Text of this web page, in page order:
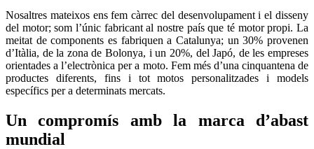
Nosaltres mateixos ens fem càrrec del desenvolupament i el disseny
del motor; som l’únic fabricant al nostre país que té motor propi. La
meitat de components es fabriquen a Catalunya; un 30% provenen
d’Itàlia, de la zona de Bolonya, i un 20%, del Japó, de les empreses
orientades a l’electrònica per a moto. Fem més d’una cinquantena de
productes diferents, fins i tot motos personalitzades i models
específics per a determinats mercats.
Un compromís amb la marca d’abast
mundial